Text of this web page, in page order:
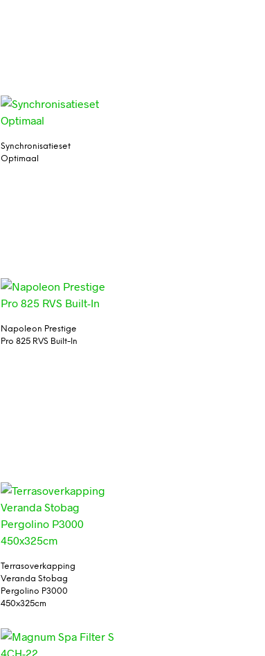
Synchronisatieset
Optimaal
Napoleon Prestige
Pro 825 RVS Built-In
Terrasoverkapping
Veranda Stobag
Pergolino P3000
450x325cm